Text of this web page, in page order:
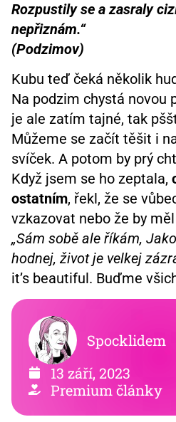
Rozpustily se a zasraly
nepřiznám.“
(Podzimov)
Kubu teď čeká několik
Na podzim chystá novou
je ale zatím tajné, tak
Můžeme se začít těšit i
svíček. A potom by prý
Když jsem se ho zeptala,
ostatním, řekl, že se
vzkazovat nebo že by
„Sám sobě ale říkám,
hodnej, život je velkej
it’s beautiful. Buďme
Spocklidem
13 září, 2023
Premium články